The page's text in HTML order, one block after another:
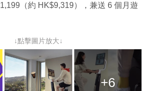
（約 HK$9,319），兼送 6 個月遊
↓點擊圖片放大↓
+6